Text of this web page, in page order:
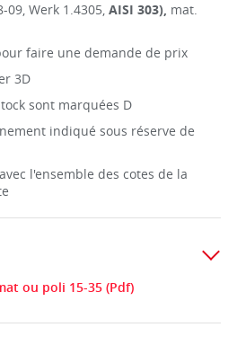
09, Werk 1.4305, AISI 303), mat.
faire une demande de prix
3D
sont marquées D
indiqué sous réserve de
l'ensemble des cotes de la
ou poli 15-35 (Pdf)